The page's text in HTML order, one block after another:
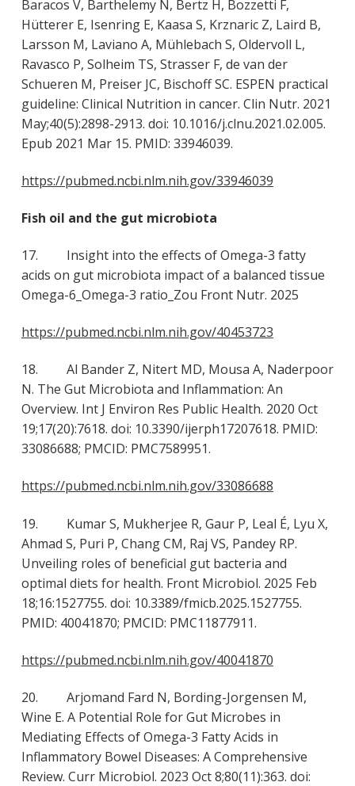
Baracos V, Barthelemy N, Bertz H, Bozzetti F,
Hütterer E, Isenring E, Kaasa S, Krznaric Z, Laird B,
Larsson M, Laviano A, Mühlebach S, Oldervoll L,
Ravasco P, Solheim TS, Strasser F, de van der
Schueren M, Preiser JC, Bischoff SC. ESPEN practical
guideline: Clinical Nutrition in cancer. Clin Nutr. 2021
May;40(5):2898-2913. doi: 10.1016/j.clnu.2021.02.005.
Epub 2021 Mar 15. PMID: 33946039.
https://pubmed.ncbi.nlm.nih.gov/33946039
Fish oil and the gut microbiota
17. Insight into the effects of Omega-3 fatty
acids on gut microbiota impact of a balanced tissue
Omega-6_Omega-3 ratio_Zou Front Nutr. 2025
https://pubmed.ncbi.nlm.nih.gov/40453723
18. Al Bander Z, Nitert MD, Mousa A, Naderpoor
N. The Gut Microbiota and Inflammation: An
Overview. Int J Environ Res Public Health. 2020 Oct
19;17(20):7618. doi: 10.3390/ijerph17207618. PMID:
33086688; PMCID: PMC7589951.
https://pubmed.ncbi.nlm.nih.gov/33086688
19. Kumar S, Mukherjee R, Gaur P, Leal É, Lyu X,
Ahmad S, Puri P, Chang CM, Raj VS, Pandey RP.
Unveiling roles of beneficial gut bacteria and
optimal diets for health. Front Microbiol. 2025 Feb
18;16:1527755. doi: 10.3389/fmicb.2025.1527755.
PMID: 40041870; PMCID: PMC11877911.
https://pubmed.ncbi.nlm.nih.gov/40041870
20. Arjomand Fard N, Bording-Jorgensen M,
Wine E. A Potential Role for Gut Microbes in
Mediating Effects of Omega-3 Fatty Acids in
Inflammatory Bowel Diseases: A Comprehensive
Review. Curr Microbiol. 2023 Oct 8;80(11):363. doi: